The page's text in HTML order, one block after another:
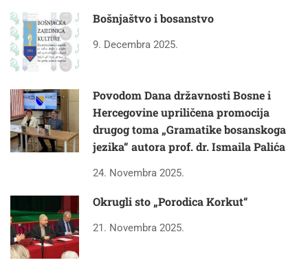
Bošnjaštvo i bosanstvo
9. Decembra 2025.
Povodom Dana državnosti Bosne i
Hercegovine upriličena promocija
drugog toma „Gramatike bosanskoga
jezika“ autora prof. dr. Ismaila Palića
24. Novembra 2025.
Okrugli sto „Porodica Korkut“
21. Novembra 2025.